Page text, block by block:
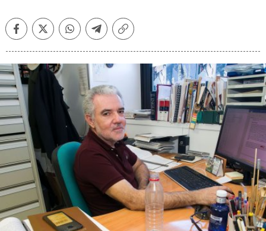
FacebookTwitterWhatsappTelegramCopiar